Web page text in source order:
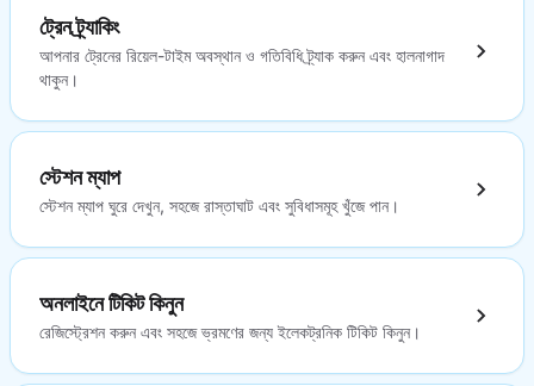
ট্রেন ট্র্যাকিং
আপনার ট্রেনের রিয়েল-টাইম অবস্থান ও গতিবিধি ট্র্যাক করুন এবং হালনাগাদ
থাকুন।
স্টেশন ম্যাপ
স্টেশন ম্যাপ ঘুরে দেখুন, সহজে রাস্তাঘাট এবং সুবিধাসমূহ খুঁজে পান।
অনলাইনে টিকিট কিনুন
রেজিস্ট্রেশন করুন এবং সহজে ভ্রমণের জন্য ইলেকট্রনিক টিকিট কিনুন।